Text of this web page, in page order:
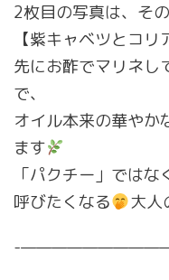
2枚目の写真は、そ
【紫キャベツとコリ
先にお酢でマリネし
で、
オイル本来の華やか
ます
「パクチー」では
呼びたくなる
大人
-